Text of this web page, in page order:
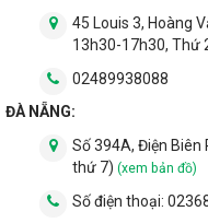
45 Louis 3, Hoàng
13h30-17h30, Thứ
02489938088
ĐÀ NẴNG:
Số 394A, Điện Biên
thứ 7) (xem bản đồ)
Số điện thoại: